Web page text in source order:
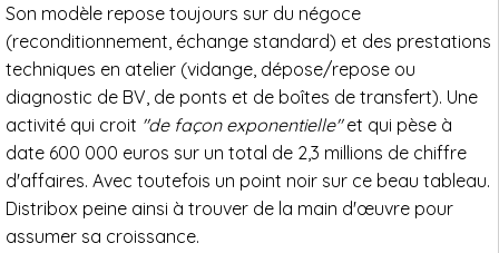
Son modèle repose toujours sur du négoce
(reconditionnement, échange standard) et des prestations
techniques en atelier (vidange, dépose/repose ou
diagnostic de BV, de ponts et de boîtes de transfert). Une
activité qui croit "de façon exponentielle"et qui pèse à
date 600 000 euros sur un total de 2,3 millions de chiffre
d'affaires. Avec toutefois un point noir sur ce beau tableau.
Distribox peine ainsi à trouver de la main d'œuvre pour
assumer sa croissance.